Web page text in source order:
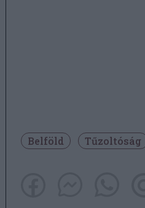
Belföld Tűzoltóság